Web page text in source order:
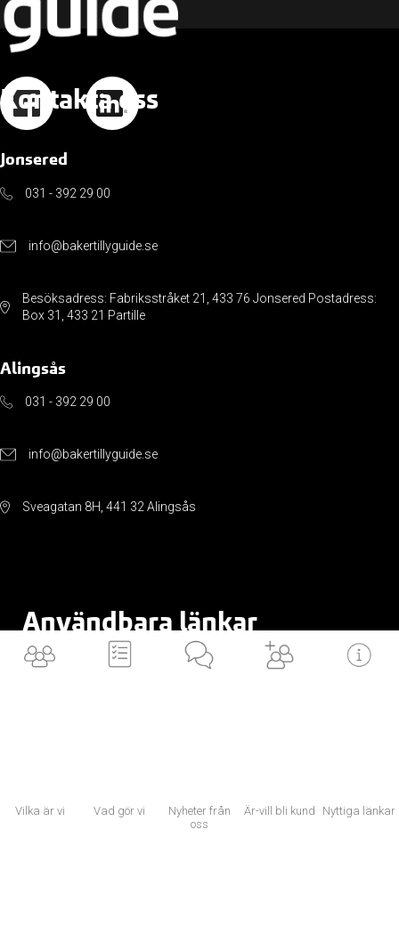
Kontakta oss
Jonsered
031 - 392 29 00
info@bakertillyguide.se
Besöksadress: Fabriksstråket 21, 433 76 Jonsered Postadress:
Box 31, 433 21 Partille
Alingsås
031 - 392 29 00
info@bakertillyguide.se
Sveagatan 8H, 441 32 Alingsås
Användbara länkar
NYTTIGA länkar
Vilka är vi Vad gör vi
Nyheter från
oss
Är-vill bli kund Nyttiga länkar